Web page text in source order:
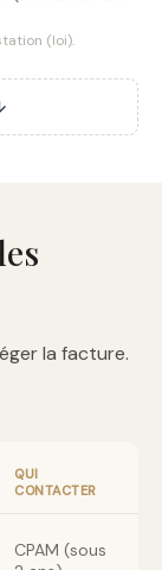
(loi).
la facture.
QUI
CONTACTER
CPAM (sous